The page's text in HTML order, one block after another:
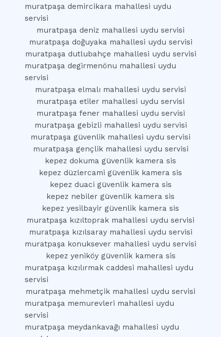
muratpaşa demircikara mahallesi uydu
servisi
muratpaşa deniz mahallesi uydu servisi
muratpaşa doğuyaka mahallesi uydu servisi
muratpaşa dutlubahçe mahallesi uydu servisi
muratpaşa degirmenönu mahallesi uydu
servisi
muratpaşa elmalı mahallesi uydu servisi
muratpaşa etiler mahallesi uydu servisi
muratpaşa fener mahallesi uydu servisi
muratpaşa gebizli mahallesi uydu servisi
muratpaşa güvenlik mahallesi uydu servisi
muratpaşa gençlik mahallesi uydu servisi
kepez dokuma güvenlik kamera sis
kepez düzlercami güvenlik kamera sis
kepez duaci güvenlik kamera sis
kepez nebiler güvenlik kamera sis
kepez yesilbayir güvenlik kamera sis
muratpaşa kızıltoprak mahallesi uydu servisi
muratpaşa kızılsaray mahallesi uydu servisi
muratpaşa konuksever mahallesi uydu servisi
kepez yeniköy güvenlik kamera sis
muratpaşa kızılırmak caddesi mahallesi uydu
servisi
muratpaşa mehmetçik mahallesi uydu servisi
muratpaşa memurevleri mahallesi uydu
servisi
muratpaşa meydankavağı mahallesi uydu